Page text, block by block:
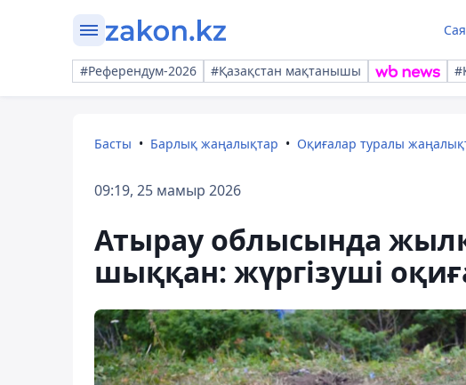
#Референдум-2026 #Қазақстан мақтанышы
Басты Барлық жаңалықтар Оқиғалар туралы
09:19, 25 мамыр 2026
Атырау облысында
шыққан: жүргізуші